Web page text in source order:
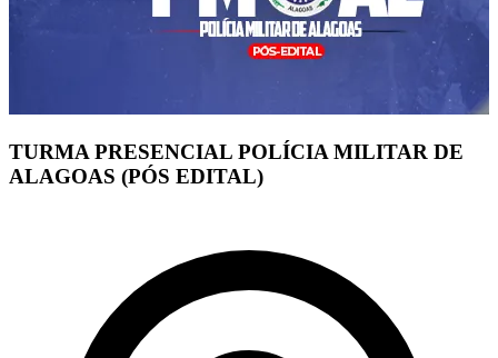
TURMA PRESENCIAL POLÍCIA MILITAR DE
ALAGOAS (PÓS EDITAL)